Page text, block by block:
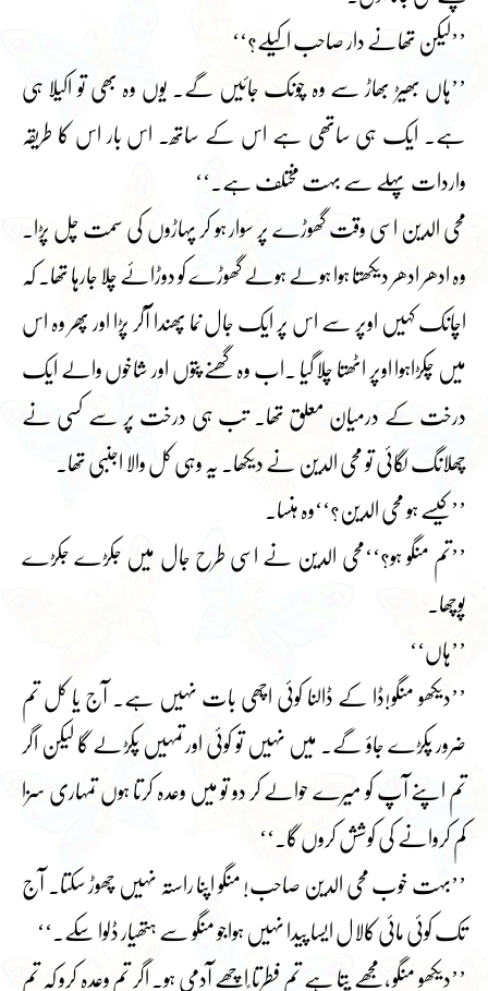
’’لیکن تھانے دار صاحب اکیلے؟‘‘
’’ہاں بھیڑ بھاڑ سے وہ چونک جائیں گے۔ یوں وہ بھی تو اکیلا ہی
ہے۔ ایک ہی ساتھی ہے اس کے ساتھ۔ اس بار اس کا طریقہ
واردات پہلے سے بہت مختلف ہے۔‘‘
محی الدین اسی وقت گھوڑے پر سوار ہو کر پہاڑوں کی سمت چل پڑا۔
وہ ادھر ادھر دیکھتا ہوا ہولے ہولے گھوڑے کو دوڑائے چلا جارہا تھا۔ کہ
اچانک کہیں اوپر سے اس پر ایک جال نما پھندا آکر پڑا اور پھر وہ اس
میں چکڑاہوا اوپر اٹھتا چلا گیا ۔اب وہ گھنے پتوں اور شاخوں والے ایک
درخت کے درمیان معلق تھا۔ تب ہی درخت پر سے کسی نے
چھلانگ لگائی تو محی الدین نے دیکھا۔ یہ وہی کل والا اجنبی تھا۔
’’کیسے ہو محی الدین؟‘‘وہ ہنسا۔
’’تم منگو ہو؟‘‘محی الدین نے اسی طرح جال میں جکڑے جکڑے
پوچھا۔
’’ہاں‘‘
’’دیکھو منگو!ڈا کے ڈالنا کوئی اچھی بات نہیں ہے۔ آج یا کل تم
ضرور پکڑے جاؤ گے۔ میں نہیں تو کوئی اورتمہیں پکڑلے گا لیکن اگر
تم اپنے آپ کو میرے حوالے کر دو تو میں وعدہ کرتا ہوں تمہاری سزا
کم کروانے کی کوشش کروں گا۔‘‘
’’بہت خوب محی الدین صاحب! منگو اپنا راستہ نہیں چھوڑ سکتا۔ آج
تک کوئی مائی کالال ایسا پیدا نہیں ہواجو منگو سے ہتھیار ڈلوا سکے۔‘‘
’’دیکھو منگو ،مجھے پتا ہے تم فطرتا ًاچھے آدمی ہو۔ اگر تم وعدہ کرو کہ تم